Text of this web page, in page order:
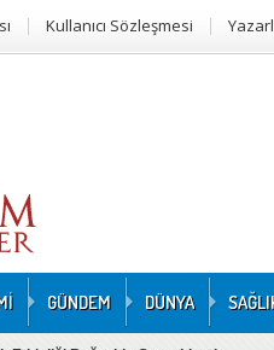
Kullanıcı Sözleşmesi
GÜNDEM DÜNYA